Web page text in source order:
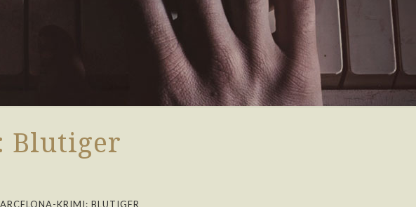
Blutiger
KRIMI: BLUTIGER